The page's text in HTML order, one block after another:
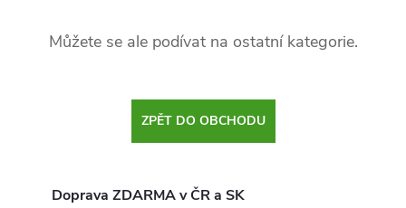
Můžete se ale podívat na ostatní kategorie.
ZPĚT DO OBCHODU
Doprava ZDARMA v ČR a SK